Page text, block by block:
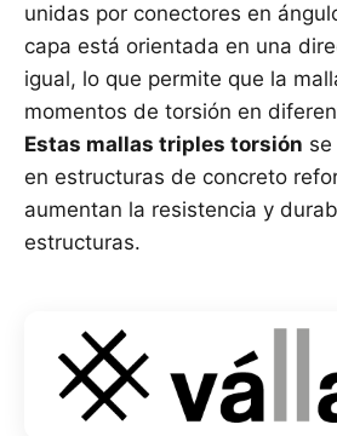
unidas por conectores en
capa está orientada en una
igual, lo que permite que la
momentos de torsión en
Estas mallas triples torsión
en estructuras de concreto
aumentan la resistencia y
estructuras.